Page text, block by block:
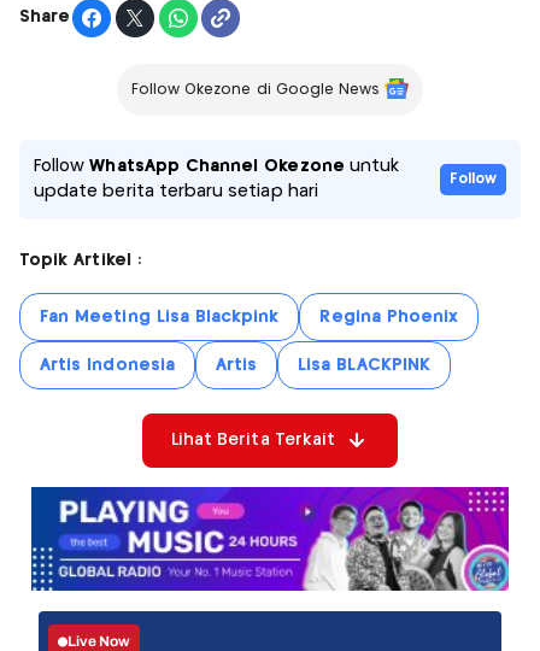
Share
Follow Okezone di Google News
FollowWhatsApp Channel Okezone untuk
update berita terbaru setiap hari
Follow
Topik Artikel :
Fan Meeting Lisa Blackpink Regina Phoenix
Artis Indonesia Artis Lisa BLACKPINK
Lihat Berita Terkait
Live Now